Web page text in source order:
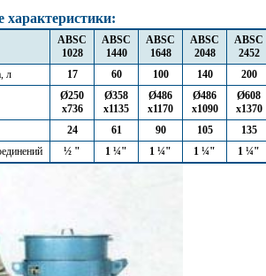
характеристики:
ABSC
1028
ABSC
1440
ABSC
1648
ABSC
2048
ABSC
2452
л
17 60 100 140 200
Ø250
х736
Ø358
х1135
Ø486
х1170
Ø486
х1090
Ø608
х1370
24 61 90 105 135
½ " 1 ¼" 1 ¼" 1 ¼" 1 ¼"